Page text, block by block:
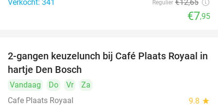
Verkocht: 341 Regulier €12,65
€7,95
36%
2-gangen keuzelunch bij Café Plaats Royaal in
hartje Den Bosch
Vandaag Do Vr
Za
Cafe Plaats Royaal
9.8 star